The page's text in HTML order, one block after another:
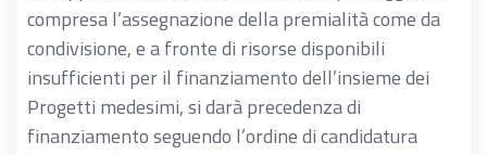
compresa l’assegnazione della premialità come da
condivisione, e a fronte di risorse disponibili
insufficienti per il finanziamento dell’insieme dei
Progetti medesimi, si darà precedenza di
finanziamento seguendo l’ordine di candidatura